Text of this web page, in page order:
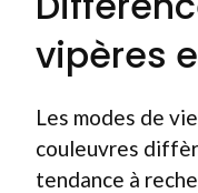
vipères
Les modes de
couleuvres
tendance à